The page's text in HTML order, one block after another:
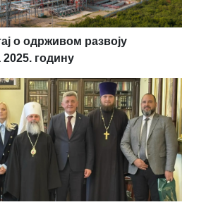
о одрживом развоју
годину